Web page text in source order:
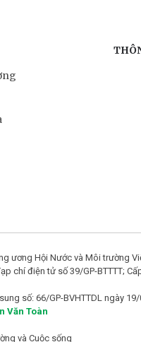
ương Hội Nước và Môi trường
chí điện tử số 39/GP-BTTTT;
số: 66/GP-BVHTTDL ngày
Văn Toàn
và Cuộc sống